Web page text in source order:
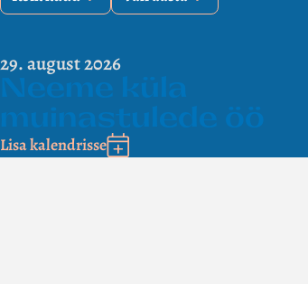
29. august 2026
Neeme küla
muinastulede öö
Lisa kalendrisse